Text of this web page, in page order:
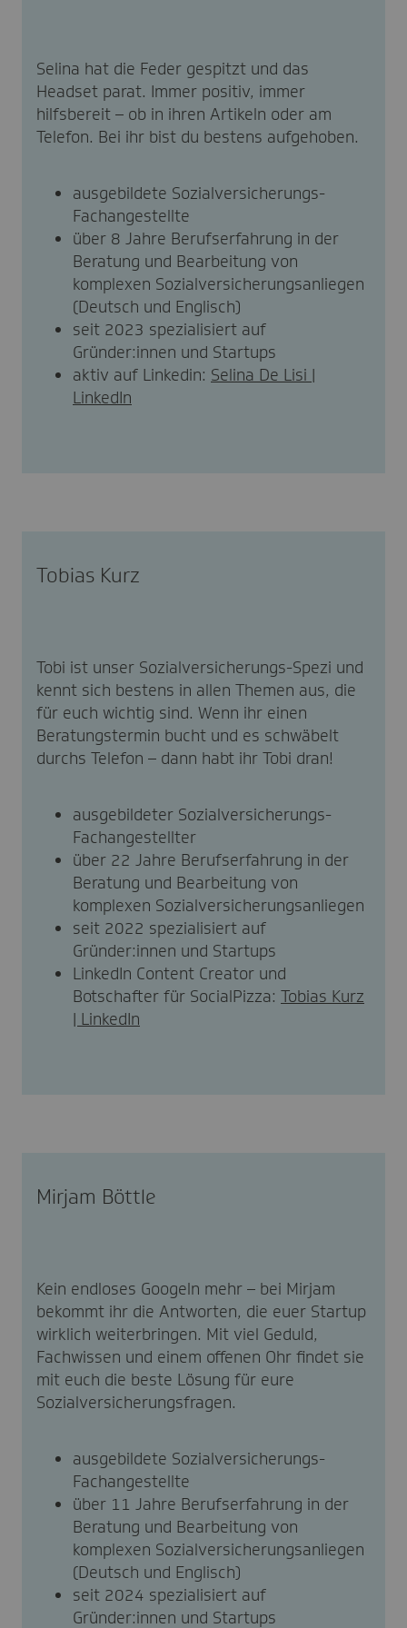
Selina hat die Feder gespitzt und das
Headset parat. Immer positiv, immer
hilfsbereit – ob in ihren Artikeln oder am
Telefon. Bei ihr bist du bestens aufgehoben.
ausgebildete Sozialversicherungs-
Fachangestellte
über 8 Jahre Berufserfahrung in der
Beratung und Bearbeitung von
komplexen Sozialversicherungsanliegen
(Deutsch und Englisch)
seit 2023 spezialisiert auf
Gründer:innen und Startups
aktiv auf Linkedin: Selina De Lisi |
LinkedIn
Tobias Kurz
Tobi ist unser Sozialversicherungs-Spezi und
kennt sich bestens in allen Themen aus, die
für euch wichtig sind. Wenn ihr einen
Beratungstermin bucht und es schwäbelt
durchs Telefon – dann habt ihr Tobi dran!
ausgebildeter Sozialversicherungs-
Fachangestellter
über 22 Jahre Berufserfahrung in der
Beratung und Bearbeitung von
komplexen Sozialversicherungsanliegen
seit 2022 spezialisiert auf
Gründer:innen und Startups
LinkedIn Content Creator und
Botschafter für SocialPizza: Tobias Kurz
| LinkedIn
Mirjam Böttle
Kein endloses Googeln mehr – bei Mirjam
bekommt ihr die Antworten, die euer Startup
wirklich weiterbringen. Mit viel Geduld,
Fachwissen und einem offenen Ohr findet sie
mit euch die beste Lösung für eure
Sozialversicherungsfragen.
ausgebildete Sozialversicherungs-
Fachangestellte
über 11 Jahre Berufserfahrung in der
Beratung und Bearbeitung von
komplexen Sozialversicherungsanliegen
(Deutsch und Englisch)
seit 2024 spezialisiert auf
Gründer:innen und Startups